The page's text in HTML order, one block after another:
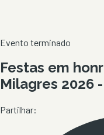
Evento terminado
Festas em
Milagres 2026
Partilhar: